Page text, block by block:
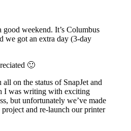
good weekend. It’s Columbus
we got an extra day (3-day
🙂
on the status of SnapJet and
I was writing with exciting
but unfortunately we’ve made
project and re-launch our printer